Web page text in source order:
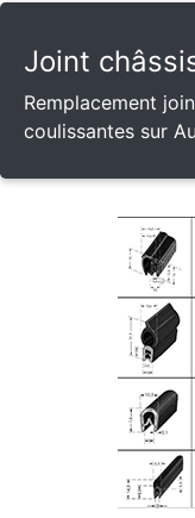
Joint
Remplacement
coulissantes sur